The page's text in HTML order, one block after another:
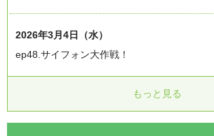
2026年3月4日（水）
ep48.サイフォン大作戦！
もっと見る